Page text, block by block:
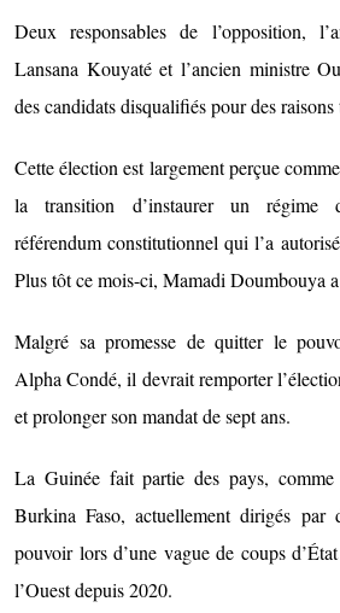
Deux responsables de l’opposition,
Lansana Kouyaté et l’ancien ministre
des candidats disqualifiés pour des raisons
Cette élection est largement perçue
la transition d’instaurer un régime
référendum constitutionnel qui l’a
Plus tôt ce mois-ci, Mamadi Doumbouya
Malgré sa promesse de quitter le
Alpha Condé, il devrait remporter
et prolonger son mandat de sept ans.
La Guinée fait partie des pays,
Burkina Faso, actuellement dirigés par
pouvoir lors d’une vague de coups
l’Ouest depuis 2020.